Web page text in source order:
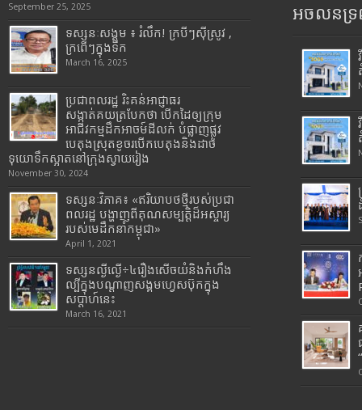
September 25, 2025
ទស្សនៈសង្គម ៖ រំលឹក! ក្របីៗស៊ីស្រូវ ,
ក្រពើៗក្នុងទឹក
March 16, 2025
ប្រជាពលរដ្ឋ រិះគន់អាជ្ញាធរ
សង្កាត់គយត្របែកថា បើកដៃឲ្យក្រុម
អាជីវកម្មដឹកអាចម៍ដីលក់ បំផ្លាញផ្លូវ
បេតុងស្រុតខូចរបើកបេតុងនិងដាច់
ទុយោទឹកស្អាតនៅក្រុងស្វាយរៀង
November 30, 2024
ទស្សនៈវិភាគ៖ «ឥរិយាបថថ្មីរបស់ប្រជា
ពលរដ្ឋ បង្ហាញពីគុណសម្បត្តិដ៏អស្ចារ្យ
របស់មេដឹកនាំកម្ពុជា»
April 1, 2021
ទស្សនល្ងីល្ងើ÷៤រឿងសើចយំនិងកំហឹង
ល្បីក្នុងបណ្តាញសង្គមហ្វេសប៊ុកក្នុង
សប្តាហ៍នេះ
March 16, 2021
អចលនទ្រ